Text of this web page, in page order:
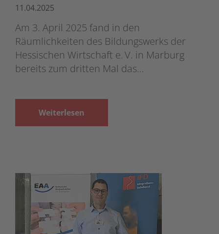
11.04.2025
Am 3. April 2025 fand in den
Räumlichkeiten des Bildungswerks der
Hessischen Wirtschaft e. V. in Marburg
bereits zum dritten Mal das…
Weiterlesen